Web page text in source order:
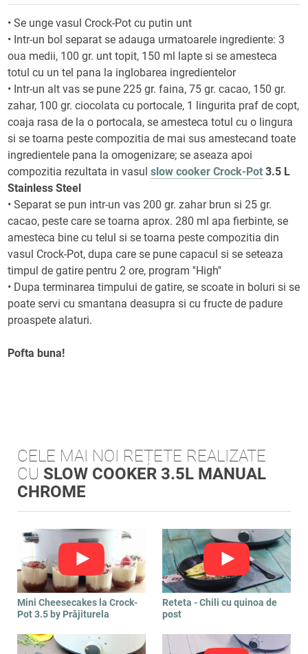
• Se unge vasul Crock-Pot cu putin unt
• Intr-un bol separat se adauga urmatoarele ingrediente: 3
oua medii, 100 gr. unt topit, 150 ml lapte si se amesteca
totul cu un tel pana la inglobarea ingredientelor
• Intr-un alt vas se pune 225 gr. faina, 75 gr. cacao, 150 gr.
zahar, 100 gr. ciocolata cu portocale, 1 lingurita praf de copt,
coaja rasa de la o portocala, se amesteca totul cu o lingura
si se toarna peste compozitia de mai sus amestecand toate
ingredientele pana la omogenizare; se aseaza apoi
compozitia rezultata in vasulslow cooker Crock-Pot 3.5 L
Stainless Steel
• Separat se pun intr-un vas 200 gr. zahar brun si 25 gr.
cacao, peste care se toarna aprox. 280 ml apa fierbinte, se
amesteca bine cu telul si se toarna peste compozitia din
vasul Crock-Pot, dupa care se pune capacul si se seteaza
timpul de gatire pentru 2 ore, program ''High''
• Dupa terminarea timpului de gatire, se scoate in boluri si se
poate servi cu smantana deasupra si cu fructe de padure
proaspete alaturi.
Pofta buna!
CELE MAI NOI REȚETE REALIZATE
CU SLOW COOKER 3.5L MANUAL
CHROME
Mini Cheesecakes la Crock-
Pot 3.5 by Prăjiturela
Reteta - Chili cu quinoa de
post